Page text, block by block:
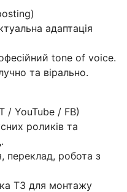
адаптація
tone of voice.
та вірально.
/ YouTube / FB)
роликів та
переклад, робота з
ТЗ для монтажу